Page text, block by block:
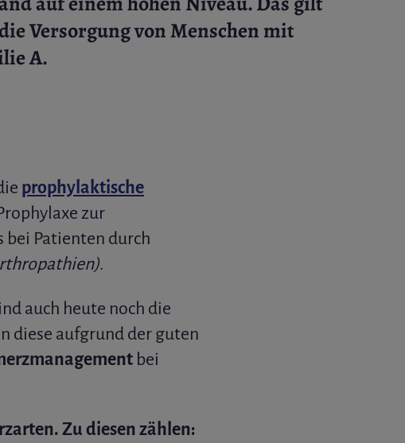
Versorgung von Menschen mit
A.
prophylaktische
zur
bei Patienten durch
.
auch heute noch die
diese aufgrund der guten
bei
Zu diesen zählen: